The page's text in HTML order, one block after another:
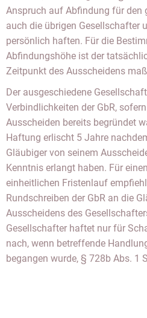
Anspruch auf Abfindung für den
auch die übrigen Gesellschafter
persönlich haften. Für die
Abfindungshöhe ist der
Zeitpunkt des Ausscheidens
Der ausgeschiedene
Verbindlichkeiten der GbR,
Ausscheiden bereits begründet
Haftung erlischt 5 Jahre
Gläubiger von seinem
Kenntnis erlangt haben. Für
einheitlichen Fristenlauf
Rundschreiben der GbR an die
Ausscheidens des
Gesellschafter haftet nur für
nach, wenn betreffende
begangen wurde, § 728b Abs. 1